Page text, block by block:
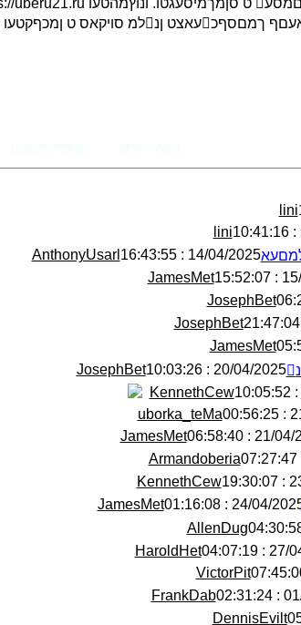
lini
lini
14/04/2025 : 16:43:55
AnthonyUsarl
15/
JamesMet
JosephBet
JosephBet
JamesMet
20/04/2025 : 10:03:26
JosephBet
KennethCew
uborka_teMa
21/04/2025 :
JamesMet
Armandoberia
KennethCew
24/04/2025 :
JamesMet
AllenDug
27/04/
HaroldHet
VictorPit
01/
FrankDab
DennisEvilt